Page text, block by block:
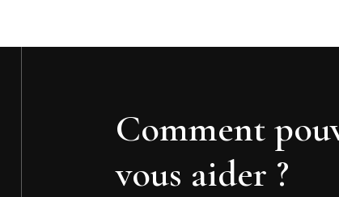
Comment
vous aider ?